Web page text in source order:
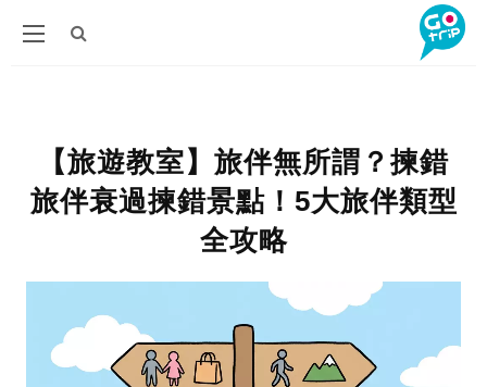
【旅遊教室】旅伴無所謂？揀錯
旅伴衰過揀錯景點！5大旅伴類型
全攻略